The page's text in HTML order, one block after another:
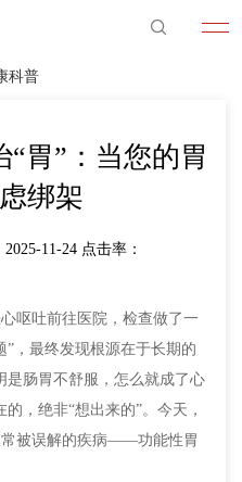
科普
“胃”：当您的胃
绑架
11-24 点击率：
吐前往医院，检查做了一
，最终发现根源在于长期的
是肠胃不舒服，怎么就成了心
，绝非“想出来的”。今天，
常被误解的疾病——功能性胃